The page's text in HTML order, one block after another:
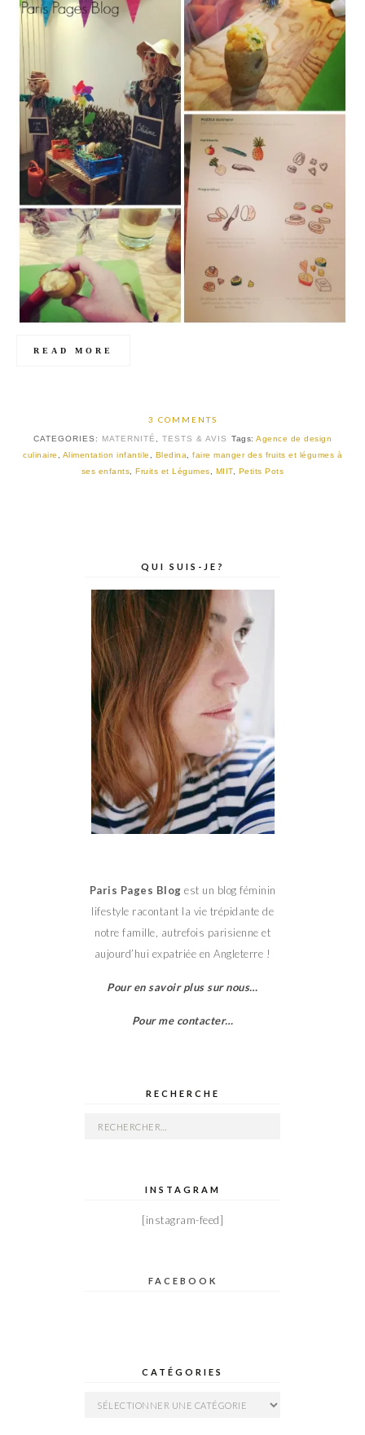
READ MORE
3 COMMENTS
CATEGORIES: MATERNITÉ TESTS & AVIS Tags: Agence de design
culinaire
Alimentation infantile Bledina
faire manger des fruits et légumes à
ses enfants ,Fruits et Légumes MIIT, Petits Pots
QUI SUIS-JE?
Paris Pages Blog est un blog féminin
lifestyle racontant la vie trépidante de
notre famille, autrefois parisienne et
aujourd’hui expatriée en Angleterre !
Pour en savoir plus sur nous…
Pour me contacter…
RECHERCHE
Rechercher :
INSTAGRAM
[instagram-feed]
FACEBOOK
CATÉGORIES
Catégories